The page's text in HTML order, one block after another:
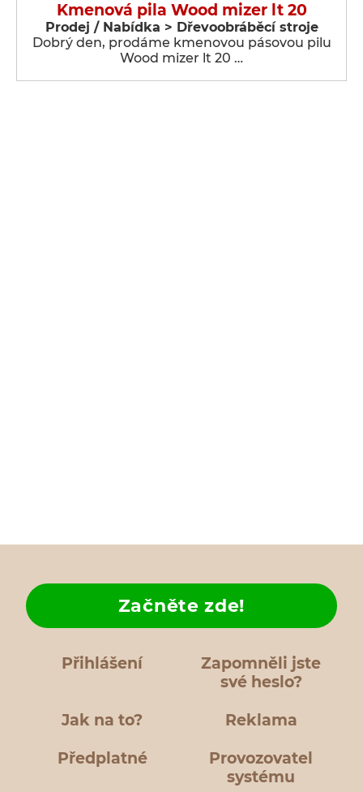
Kmenová pila Wood mizer lt 20
Prodej / Nabídka > Dřevoobráběcí stroje
Dobrý den, prodáme kmenovou pásovou pilu
Wood mizer lt 20 …
Přihlášení
Zapomněli jste
své heslo?
Jak na to?
Začněte zde!
Reklama
Předplatné
Provozovatel
systému